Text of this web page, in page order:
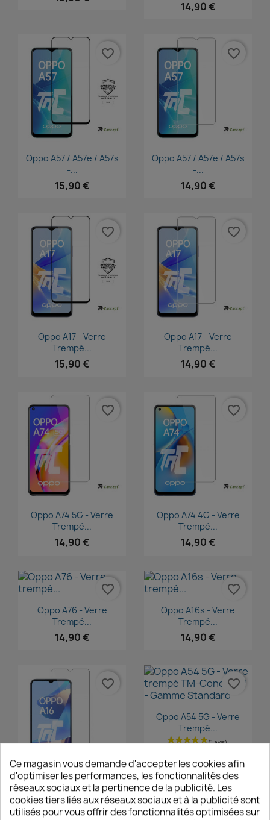
14,90 €
Aperçu rapide
Oppo A57 / A57e / A57s
-...
15,90 €
favorite_border
Aperçu rapide
Oppo A57 / A57e / A57s
-...
14,90 €
favorite_border
Aperçu rapide
Oppo A17 - Verre
Trempé...
15,90 €
favorite_border
Aperçu rapide
Oppo A17 - Verre
Trempé...
14,90 €
favorite_border
Aperçu rapide
Oppo A74 5G - Verre
Trempé...
14,90 €
favorite_border
Aperçu rapide
Oppo A74 4G - Verre
Trempé...
14,90 €
favorite_border
Aperçu rapide
Oppo A76 - Verre
Trempé...
14,90 €
favorite_border
Aperçu rapide
Oppo A16s - Verre
Trempé...
14,90 €
favorite_border
Aperçu rapide
Oppo A16 - Verre
Trempé...
14,90 €
favorite_border
Aperçu rapide
Oppo A54 5G - Verre
Trempé...
favorite_border
Ce magasin vous demande d'accepter les cookies afin
d'optimiser les performances, les fonctionnalités des
réseaux sociaux et la pertinence de la publicité. Les
cookies tiers liés aux réseaux sociaux et à la publicité sont
utilisés pour vous offrir des fonctionnalités optimisées sur